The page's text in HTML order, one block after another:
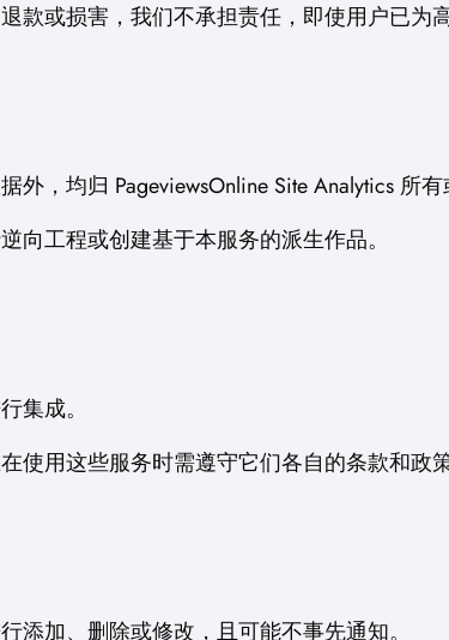
款或损害，我们不承担责任，即使用户已为
，均归 PageviewsOnline Site Analytics 所
向工程或创建基于本服务的派生作品。
集成。
使用这些服务时需遵守它们各自的条款和政
加、删除或修改，且可能不事先通知。